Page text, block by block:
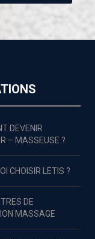
DEVENIR
– MASSEUSE ?
CHOISIR LETIS ?
DE
MASSAGE